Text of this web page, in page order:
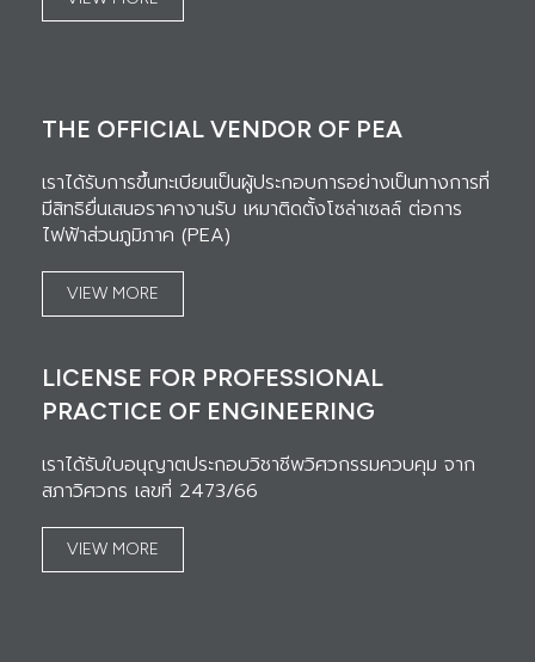
THE OFFICIAL VENDOR OF PEA
เราได้รับการขึ้นทะเบียนเป็นผู้ประกอบการอย่างเป็นทางการที่
มีสิทธิยื่นเสนอราคางานรับ เหมาติดตั้งโซล่าเซลล์ ต่อการ
ไฟฟ้าส่วนภูมิภาค (PEA)
VIEW MORE
LICENSE FOR PROFESSIONAL
PRACTICE OF ENGINEERING
เราได้รับใบอนุญาตประกอบวิชาชีพวิศวกรรมควบคุม จาก
สภาวิศวกร เลขที่ 2473/66
VIEW MORE